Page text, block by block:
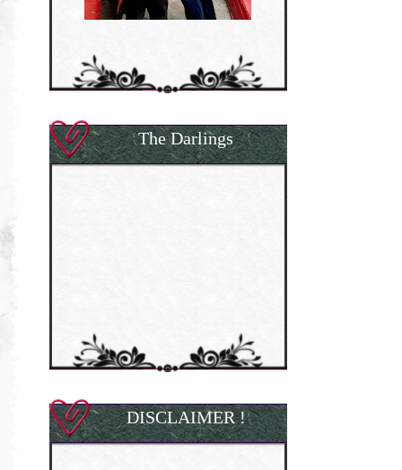
The Darlings
DISCLAIMER !